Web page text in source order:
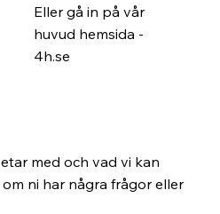
med och vad vi kan
ni har några frågor eller
Eller gå in på vår
huvud hemsida -
4h.se